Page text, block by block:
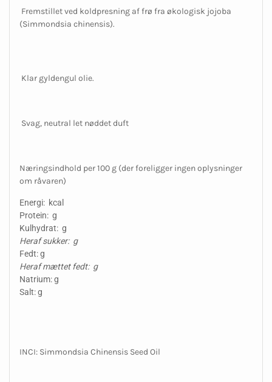
Fremstillet ved koldpresning af frø fra økologisk jojoba
(Simmondsia chinensis).
Klar gyldengul olie.
Svag, neutral let nøddet duft
Næringsindhold per 100 g (der foreligger ingen oplysninger
om råvaren)
Energi: kcal
Protein: g
Kulhydrat: g
Heraf sukker: g
Fedt: g
Heraf mættet fedt: g
Natrium: g
Salt: g
INCI: Simmondsia Chinensis Seed Oil